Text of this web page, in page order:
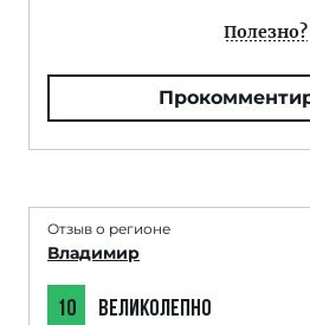
Полезно?
Отзыв о регионе
Владимир
10 ВЕЛИКОЛЕПНО